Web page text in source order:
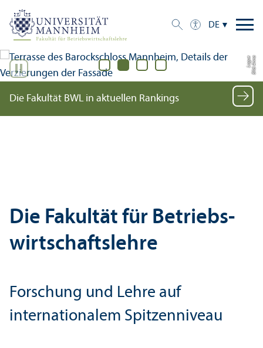
DE
Bil
d:
A
n
n
a
L
o
g
u
e
Die Fakultät BWL in aktuellen Rankings
Die Fakultät für Betriebs­
wirtschafts­lehre
Forschung und Lehre auf
internationalem Spitzenniveau